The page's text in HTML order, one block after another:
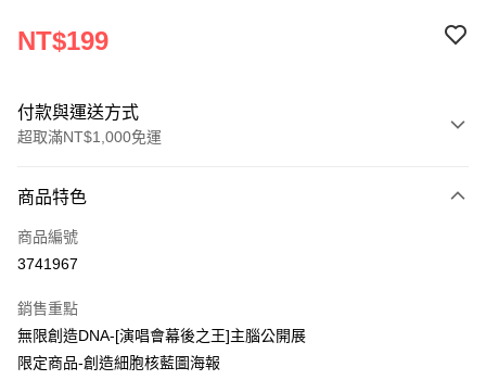
NT$199
付款與運送方式
超取滿NT$1,000免運
信用卡一次付款
超商取貨付款
Apple Pay
悠遊付
商品特色
商品編號
3741967
銷售重點
無限創造DNA-[演唱會幕後之王]主腦公開展
限定商品-創造細胞核藍圖海報